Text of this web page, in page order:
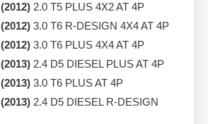
(2012) 2.0 T5 PLUS 4X2 AT 4P
(2012) 3.0 T6 R-DESIGN 4X4 AT 4P
(2012) 3.0 T6 PLUS 4X4 AT 4P
(2013) 2.4 D5 DIESEL PLUS AT 4P
(2013) 3.0 T6 PLUS AT 4P
(2013) 2.4 D5 DIESEL R-DESIGN